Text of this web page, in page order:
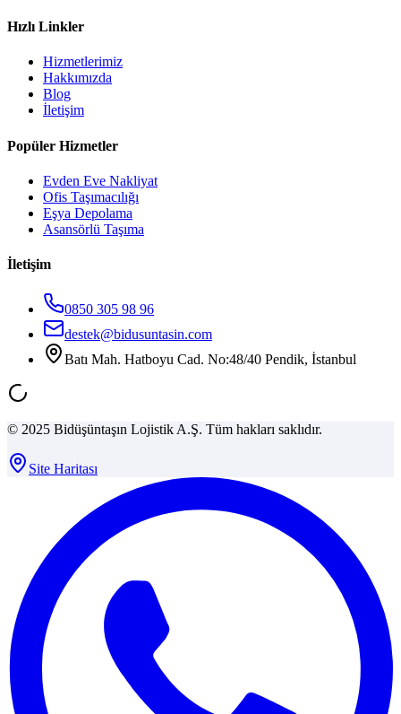
Hızlı Linkler
Hizmetlerimiz
Hakkımızda
Blog
İletişim
Popüler Hizmetler
Evden Eve Nakliyat
Ofis Taşımacılığı
Eşya Depolama
Asansörlü Taşıma
İletişim
0850 305 98 96
destek@bidusuntasin.com
Batı Mah. Hatboyu Cad. No:48/40 Pendik, İstanbul
© 2025 Bidüşüntaşın Lojistik A.Ş. Tüm hakları saklıdır.
Site Haritası